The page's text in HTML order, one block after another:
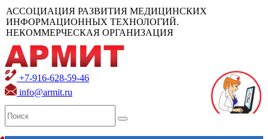
АССОЦИАЦИЯ РАЗВИТИЯ МЕДИЦИНСКИХ
ИНФОРМАЦИОННЫХ ТЕХНОЛОГИЙ.
НЕКОММЕРЧЕСКАЯ ОРГАНИЗАЦИЯ
+7-916-628-59-46
info@armit.ru